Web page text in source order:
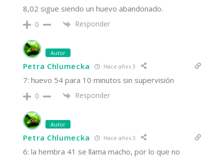
8,02 sigue siendo un huevo abandonado.
0 Responder
Autor
Petra Chlumecka Hace años 3
7: huevo 54 para 10 minutos sin supervisión
0 Responder
Autor
Petra Chlumecka Hace años 3
6: la hembra 41 se llama macho, por lo que no